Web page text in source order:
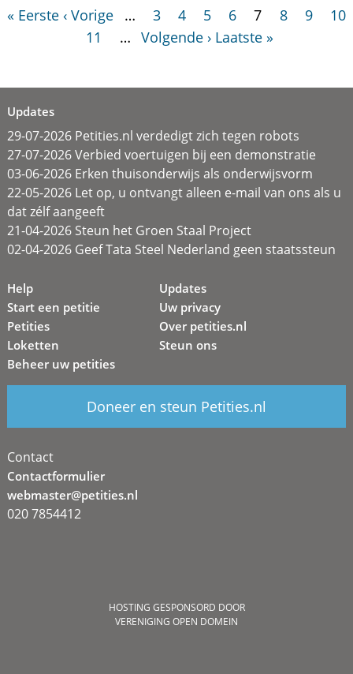
« Eerste ‹ Vorige … 3 4 5 6 7 8 9
10
11
… Volgende › Laatste »
Updates
29-07-2026 Petities.nl verdedigt zich tegen robots
27-07-2026 Verbied voertuigen bij een demonstratie
03-06-2026 Erken thuisonderwijs als onderwijsvorm
22-05-2026 Let op, u ontvangt alleen e-mail van ons als u
dat zélf aangeeft
21-04-2026 Steun het Groen Staal Project
02-04-2026 Geef Tata Steel Nederland geen staatssteun
Help
Start een petitie
Petities
Loketten
Beheer uw petities
Updates
Uw privacy
Over petities.nl
Steun ons
Doneer en steun Petities.nl
Contact
Contactformulier
webmaster@petities.nl
020 7854412
HOSTING GESPONSORD DOOR
VERENIGING OPEN DOMEIN